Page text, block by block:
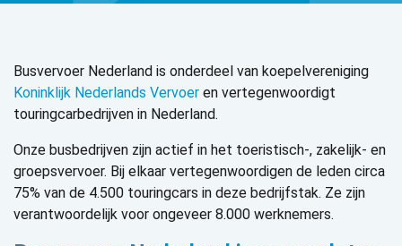
Busvervoer Nederland is onderdeel van koepelvereniging
Koninklijk Nederlands Vervoer en vertegenwoordigt
touringcarbedrijven in Nederland.
Onze busbedrijven zijn actief in het toeristisch-, zakelijk- en
groepsvervoer. Bij elkaar vertegenwoordigen de leden circa
75% van de 4.500 touringcars in deze bedrijfstak. Ze zijn
verantwoordelijk voor ongeveer 8.000 werknemers.